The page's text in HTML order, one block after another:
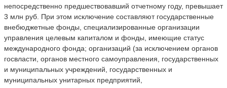
непосредственно предшествовавший отчетному году, превышает
3 млн руб. При этом исключение составляют государственные
внебюджетные фонды, специализированные организации
управления целевым капиталом и фонды, имеющие статус
международного фонда; организаций (за исключением органов
госвласти, органов местного самоуправления, государственных
и муниципальных учреждений, государственных и
муниципальных унитарных предприятий,